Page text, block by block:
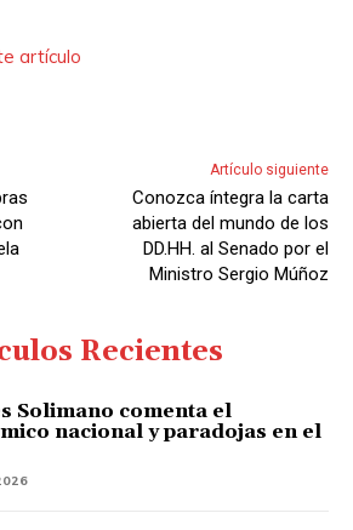
artículo
Artículo siguiente
Conozca íntegra la carta
abierta del mundo de los
DD.HH. al Senado por el
Ministro Sergio Múñoz
Recientes
Solimano comenta el
nacional y paradojas en el